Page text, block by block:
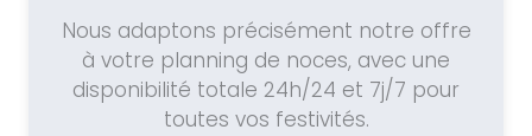
Nous adaptons précisément notre offre
à votre planning de noces, avec une
disponibilité totale 24h/24 et 7j/7 pour
toutes vos festivités.